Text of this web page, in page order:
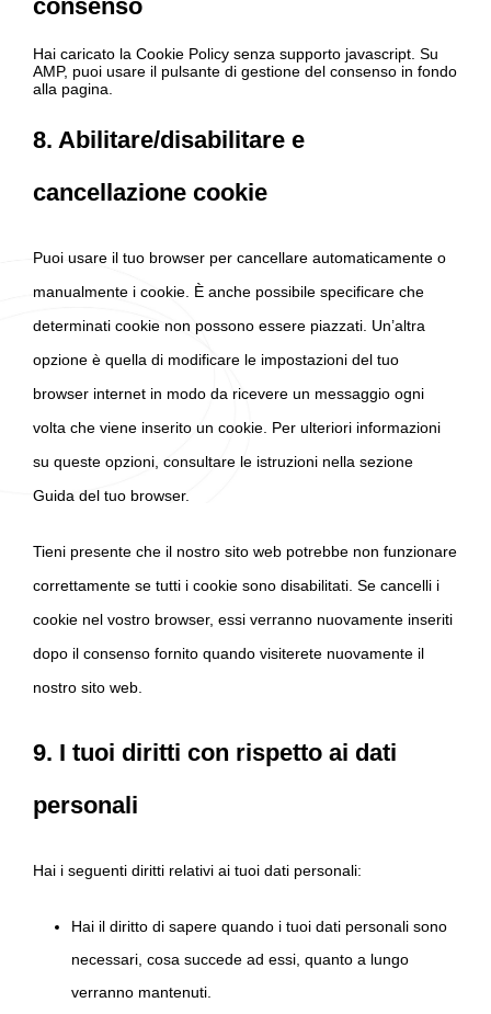
consenso
Hai caricato la Cookie Policy senza supporto javascript. Su
AMP, puoi usare il pulsante di gestione del consenso in fondo
alla pagina.
8. Abilitare/disabilitare e
cancellazione cookie
Puoi usare il tuo browser per cancellare automaticamente o
manualmente i cookie. È anche possibile specificare che
determinati cookie non possono essere piazzati. Un’altra
opzione è quella di modificare le impostazioni del tuo
browser internet in modo da ricevere un messaggio ogni
volta che viene inserito un cookie. Per ulteriori informazioni
su queste opzioni, consultare le istruzioni nella sezione
Guida del tuo browser.
Tieni presente che il nostro sito web potrebbe non funzionare
correttamente se tutti i cookie sono disabilitati. Se cancelli i
cookie nel vostro browser, essi verranno nuovamente inseriti
dopo il consenso fornito quando visiterete nuovamente il
nostro sito web.
9. I tuoi diritti con rispetto ai dati
personali
Hai i seguenti diritti relativi ai tuoi dati personali:
Hai il diritto di sapere quando i tuoi dati personali sono
necessari, cosa succede ad essi, quanto a lungo
verranno mantenuti.